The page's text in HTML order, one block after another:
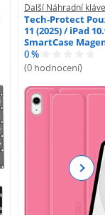
Další Náhradní
Tech-Protect
11 (2025) / iPad
SmartCase
0 %
(0 hodnocení)
Next